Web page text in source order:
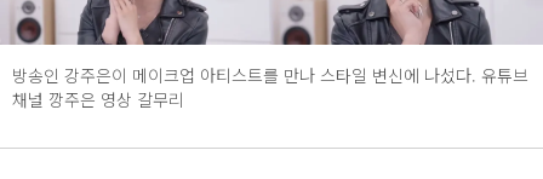
방송인 강주은이 메이크업 아티스트를 만나 스타일 변신에 나섰다. 유튜브
채널 깡주은 영상 갈무리